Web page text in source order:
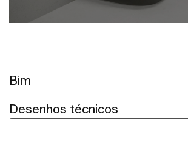
Bim
Desenhos técnicos